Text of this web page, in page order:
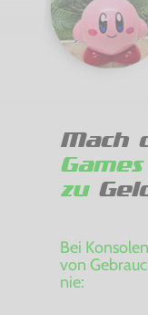
Mach
zu
Bei
von
nie: